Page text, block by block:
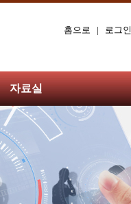
홈으로 | 로그인
자료실